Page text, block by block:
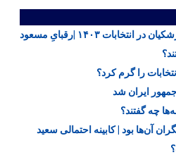
سرنوشت ۵ کاندیدایِ رقیب پزشکیان در انتخابات ۱۴۰۳ |رقبایِ مسعود
را گرم کرد؟
ایران شد
چه گفتند؟
آن‌ها بود | کابینه احتمالی سعید